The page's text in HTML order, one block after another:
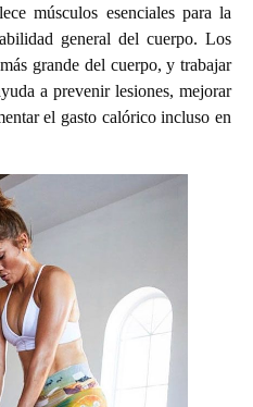
músculos esenciales para la
general del cuerpo. Los
grande del cuerpo, y trabajar
a prevenir lesiones, mejorar
el gasto calórico incluso en